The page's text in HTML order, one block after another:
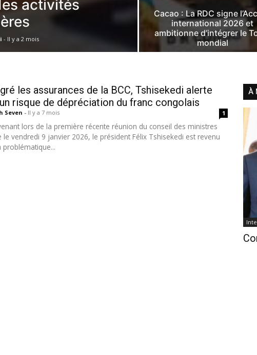
activités
- Il y a 2 mois
Cacao : La RDC signe
international 2026 et
ambitionne d’intégrer le
mondial
les assurances de la BCC, Tshisekedi alerte
risque de dépréciation du franc congolais
Seven - Il y a 7 mois 1
lors de la première récente réunion du conseil des ministres
le vendredi 9 janvier 2026, le président Félix Tshisekedi est revenu
problématique...
À